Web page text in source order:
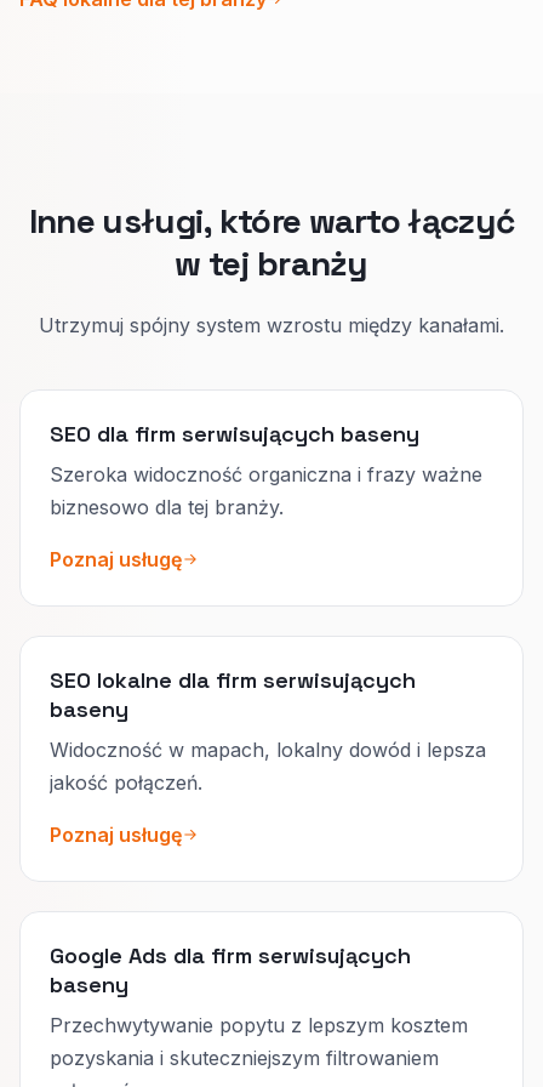
harmonogram.
Inne usługi, które warto łączyć
w tej branży
Utrzymuj spójny system wzrostu między kanałami.
SEO dla firm serwisujących baseny
Szeroka widoczność organiczna i frazy ważne
biznesowo dla tej branży.
Poznaj usługę
SEO lokalne dla firm serwisujących
baseny
Widoczność w mapach, lokalny dowód i lepsza
jakość połączeń.
Poznaj usługę
Google Ads dla firm serwisujących
baseny
Przechwytywanie popytu z lepszym kosztem
pozyskania i skuteczniejszym filtrowaniem